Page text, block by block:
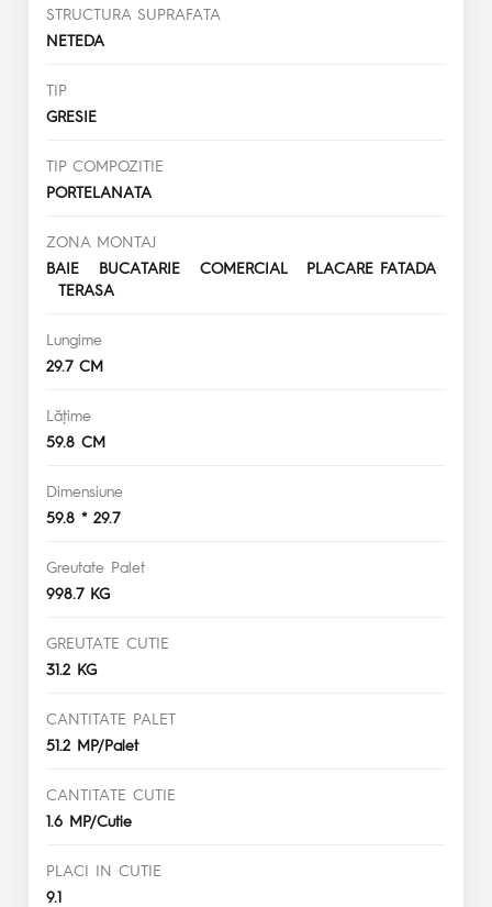
STRUCTURA SUPRAFATA
NETEDA
TIP
GRESIE
TIP COMPOZITIE
PORTELANATA
ZONA MONTAJ
BAIE BUCATARIE COMERCIAL PLACARE FATADA
TERASA
Lungime
29.7 CM
Lăţime
59.8 CM
Dimensiune
59.8 * 29.7
Greutate Palet
998.7 KG
GREUTATE CUTIE
31.2 KG
CANTITATE PALET
51.2 MP/Palet
CANTITATE CUTIE
1.6 MP/Cutie
PLACI IN CUTIE
9.1